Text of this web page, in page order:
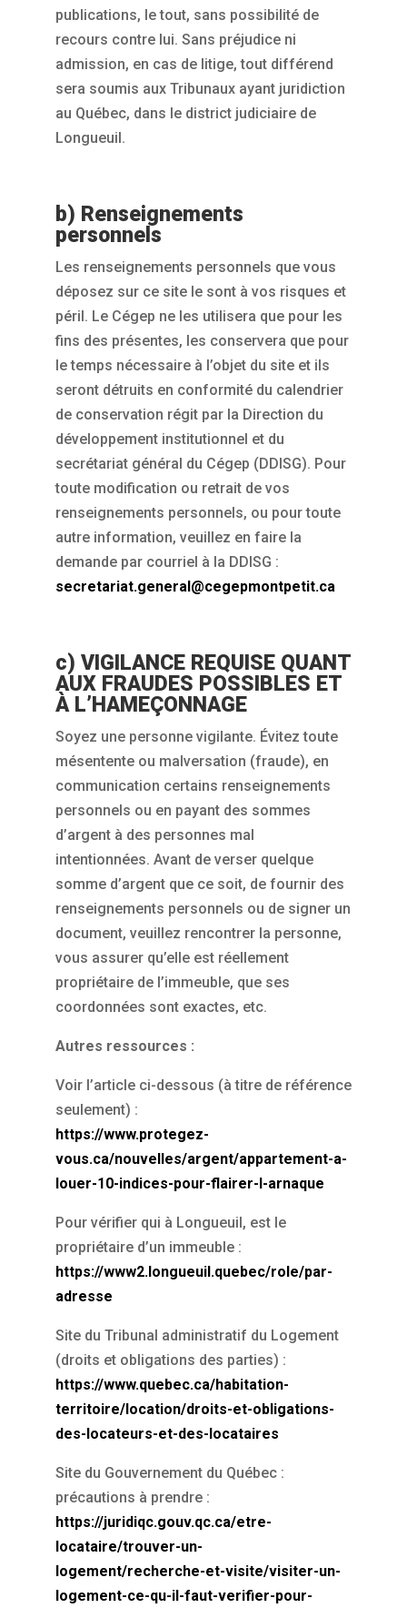
publications, le tout, sans possibilité de
recours contre lui. Sans préjudice ni
admission, en cas de litige, tout différend
sera soumis aux Tribunaux ayant juridiction
au Québec, dans le district judiciaire de
Longueuil.
b) Renseignements
personnels
Les renseignements personnels que vous
déposez sur ce site le sont à vos risques et
péril. Le Cégep ne les utilisera que pour les
fins des présentes, les conservera que pour
le temps nécessaire à l’objet du site et ils
seront détruits en conformité du calendrier
de conservation régit par la Direction du
développement institutionnel et du
secrétariat général du Cégep (DDISG). Pour
toute modification ou retrait de vos
renseignements personnels, ou pour toute
autre information, veuillez en faire la
demande par courriel à la DDISG :
secretariat.general@cegepmontpetit.ca
c) VIGILANCE REQUISE QUANT
AUX FRAUDES POSSIBLES ET
À L’HAMEÇONNAGE
Soyez une personne vigilante. Évitez toute
mésentente ou malversation (fraude), en
communication certains renseignements
personnels ou en payant des sommes
d’argent à des personnes mal
intentionnées. Avant de verser quelque
somme d’argent que ce soit, de fournir des
renseignements personnels ou de signer un
document, veuillez rencontrer la personne,
vous assurer qu’elle est réellement
propriétaire de l’immeuble, que ses
coordonnées sont exactes, etc.
Autres ressources :
Voir l’article ci-dessous (à titre de référence
seulement) :
https://www.protegez-
vous.ca/nouvelles/argent/appartement-a-
louer-10-indices-pour-flairer-l-arnaque
Pour vérifier qui à Longueuil, est le
propriétaire d’un immeuble :
https://www2.longueuil.quebec/role/par-
adresse
Site du Tribunal administratif du Logement
(droits et obligations des parties) :
https://www.quebec.ca/habitation-
territoire/location/droits-et-obligations-
des-locateurs-et-des-locataires
Site du Gouvernement du Québec :
précautions à prendre :
https://juridiqc.gouv.qc.ca/etre-
locataire/trouver-un-
logement/recherche-et-visite/visiter-un-
logement-ce-qu-il-faut-verifier-pour-